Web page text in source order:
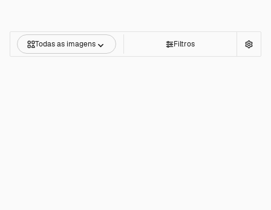
Todas as imagens Filtros